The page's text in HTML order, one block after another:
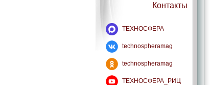
Контакты
ТЕХНОСФЕРА
technospheramag
technospheramag
ТЕХНОСФЕРА_РИЦ